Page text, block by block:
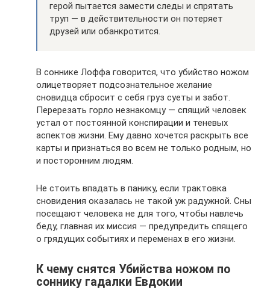
герой пытается замести следы и спрятать
труп — в действительности он потеряет
друзей или обанкротится.
В соннике Лоффа говорится, что убийство ножом
олицетворяет подсознательное желание
сновидца сбросит с себя груз суеты и забот.
Перерезать горло незнакомцу — спящий человек
устал от постоянной конспирации и теневых
аспектов жизни. Ему давно хочется раскрыть все
карты и признаться во всем не только родным, но
и посторонним людям.
Не стоить впадать в панику, если трактовка
сновидения оказалась не такой уж радужной. Сны
посещают человека не для того, чтобы навлечь
беду, главная их миссия — предупредить спящего
о грядущих событиях и переменах в его жизни.
К чему снятся Убийства ножом по
соннику гадалки Евдокии